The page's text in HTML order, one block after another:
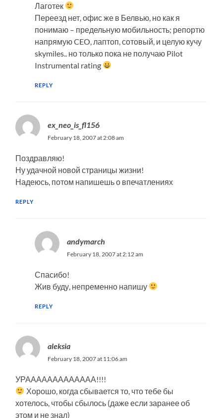
Лаготек
Переезд нет, офис же в Белвью, но как я
понимаю – предельную мобильность; репортю
напрямую CEO, лаптоп, сотовый, и целую кучу
skymiles.. но только пока не получаю Pilot
Instrumental rating
REPLY
ex_neo_is_fl156
February 18, 2007 at 2:08 am
Поздравляю!
Ну удачной новой страницы жизни!
Надеюсь, потом напишешь о впечатлениях
REPLY
andymarch
February 18, 2007 at 2:12 am
Спасибо!
Жив буду, непременно напишу
REPLY
aleksia
February 18, 2007 at 11:06 am
УРААААААААААААА!!!!
Хорошо, когда сбывается то, что тебе бы
хотелось, чтобы сбылось (даже если заранее об
этом и не знал)